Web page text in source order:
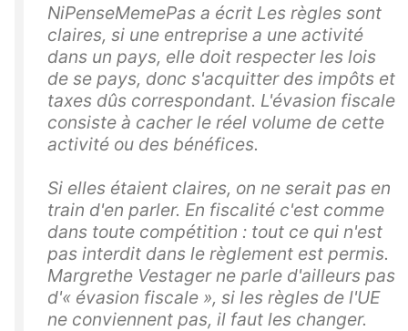
NiPenseMemePas a écrit Les règles sont
claires, si une entreprise a une activité
dans un pays, elle doit respecter les lois
de se pays, donc s'acquitter des impôts et
taxes dûs correspondant. L'évasion fiscale
consiste à cacher le réel volume de cette
activité ou des bénéfices.
Si elles étaient claires, on ne serait pas en
train d'en parler. En fiscalité c'est comme
dans toute compétition : tout ce qui n'est
pas interdit dans le règlement est permis.
Margrethe Vestager ne parle d'ailleurs pas
d'« évasion fiscale », si les règles de l'UE
ne conviennent pas, il faut les changer.